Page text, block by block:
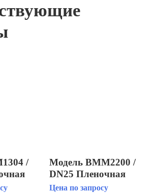
/
Модель BMM2200 /
DN25 Пленочная
фонтанная насадка
Цена по запросу